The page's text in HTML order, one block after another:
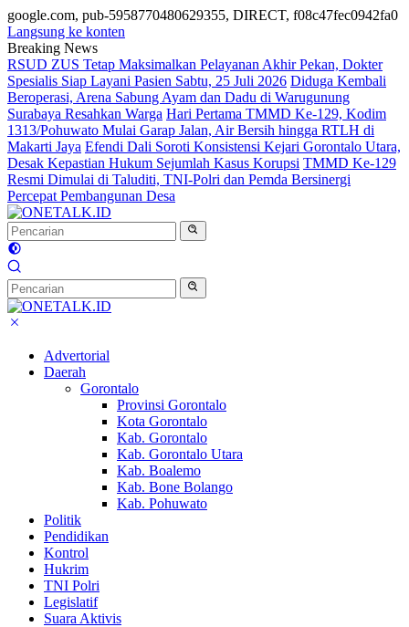
google.com, pub-5958770480629355, DIRECT, f08c47fec0942fa0
Langsung ke konten
Breaking News
RSUD ZUS Tetap Maksimalkan Pelayanan Akhir Pekan, Dokter
Spesialis Siap Layani Pasien Sabtu, 25 Juli 2026 Diduga Kembali
Beroperasi, Arena Sabung Ayam dan Dadu di Warugunung
Surabaya Resahkan Warga Hari Pertama TMMD Ke-129, Kodim
1313/Pohuwato Mulai Garap Jalan, Air Bersih hingga RTLH di
Makarti Jaya Efendi Dali Soroti Konsistensi Kejari Gorontalo Utara,
Desak Kepastian Hukum Sejumlah Kasus Korupsi TMMD Ke-129
Resmi Dimulai di Taluditi, TNI-Polri dan Pemda Bersinergi
Percepat Pembangunan Desa
Advertorial
Daerah
Gorontalo
Provinsi Gorontalo
Kota Gorontalo
Kab. Gorontalo
Kab. Gorontalo Utara
Kab. Boalemo
Kab. Bone Bolango
Kab. Pohuwato
Politik
Pendidikan
Kontrol
Hukrim
TNI Polri
Legislatif
Suara Aktivis